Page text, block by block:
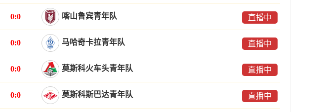
0:0 喀山鲁宾青年队 直播中
0:0 马哈奇卡拉青年队 直播中
0:0 莫斯科火车头青年队 直播中
0:0 莫斯科斯巴达青年队 直播中